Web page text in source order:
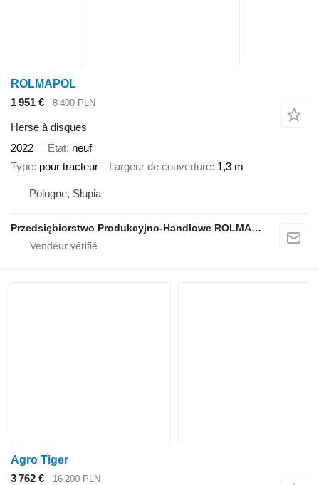
ROLMAPOL
1 951 €
8 400 PLN
Herse à disques
2022
État neuf
Type pour tracteur Largeur de couverture 1,3 m
Pologne, Słupia
Przedsiębiorstwo Produkcyjno-Handlowe ROLMAPOL Marcin Dziekan
Agro Tiger
3 762 €
16 200 PLN